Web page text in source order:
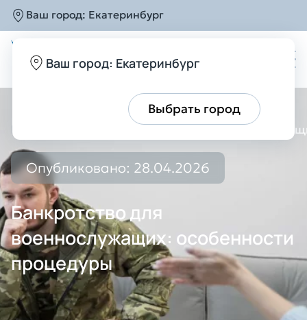
Ваш город: Екатеринбург
Ваш город: Екатеринбург
Выбрать город
Банкротство для
Опубликовано: 28.04.2026
Банкротство для
военнослужащих: особенности
процедуры